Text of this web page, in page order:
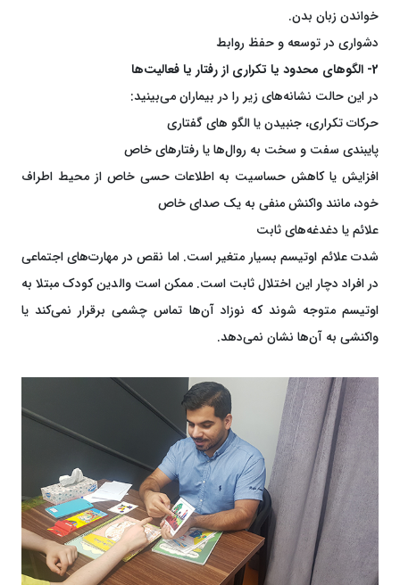
خواندن زبان بدن.
دشواری در توسعه و حفظ روابط
2- الگو‌های محدود یا تکراری از رفتار یا فعالیت‌ها
در این حالت نشانه‌های زیر را در بیماران می‌بینید:
حرکات تکراری، جنبیدن یا الگو های گفتاری
پایبندی سفت و سخت به روال‌ها یا رفتارهای خاص
افزایش یا کاهش حساسیت به اطلاعات حسی خاص از محیط اطراف
خود، مانند واکنش منفی به یک صدای خاص
علائم یا دغدغه‌های ثابت
شدت علائم اوتیسم بسیار متغیر است. اما نقص در مهارت­‌های اجتماعی
در افراد دچار این اختلال ثابت است. ممکن است والدین کودک مبتلا به
اوتیسم متوجه شوند که نوزاد آن‌ها تماس چشمی برقرار نمی­‌کند یا
واکنشی به آن‌ها نشان نمی‌­دهد.